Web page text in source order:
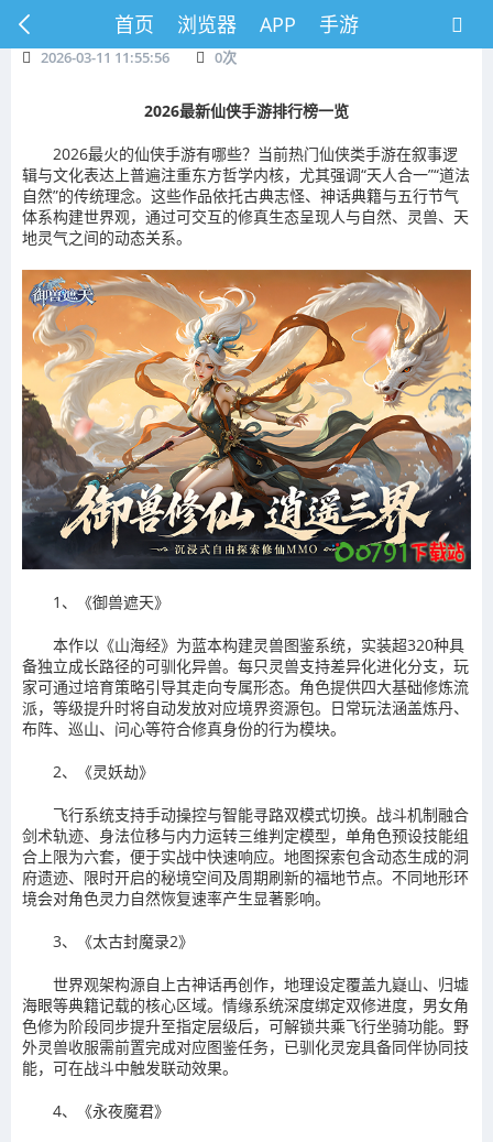
首页 浏览器 APP 手游
2026-03-11 11:55:56 0次
2026最新仙侠手游排行榜一览
2026最火的仙侠手游有哪些？当前热门仙侠类手游在叙事逻
辑与文化表达上普遍注重东方哲学内核，尤其强调“天人合一”“道法
自然”的传统理念。这些作品依托古典志怪、神话典籍与五行节气
体系构建世界观，通过可交互的修真生态呈现人与自然、灵兽、天
地灵气之间的动态关系。
1、《御兽遮天》
本作以《山海经》为蓝本构建灵兽图鉴系统，实装超320种具
备独立成长路径的可驯化异兽。每只灵兽支持差异化进化分支，玩
家可通过培育策略引导其走向专属形态。角色提供四大基础修炼流
派，等级提升时将自动发放对应境界资源包。日常玩法涵盖炼丹、
布阵、巡山、问心等符合修真身份的行为模块。
2、《灵妖劫》
飞行系统支持手动操控与智能寻路双模式切换。战斗机制融合
剑术轨迹、身法位移与内力运转三维判定模型，单角色预设技能组
合上限为六套，便于实战中快速响应。地图探索包含动态生成的洞
府遗迹、限时开启的秘境空间及周期刷新的福地节点。不同地形环
境会对角色灵力自然恢复速率产生显著影响。
3、《太古封魔录2》
世界观架构源自上古神话再创作，地理设定覆盖九嶷山、归墟
海眼等典籍记载的核心区域。情缘系统深度绑定双修进度，男女角
色修为阶段同步提升至指定层级后，可解锁共乘飞行坐骑功能。野
外灵兽收服需前置完成对应图鉴任务，已驯化灵宠具备同伴协同技
能，可在战斗中触发联动效果。
4、《永夜魔君》